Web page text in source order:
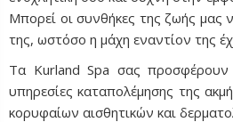
Μπορεί οι συνθήκες της ζωής μας
της, ωστόσο η μάχη εναντίον της
Τα Kurland Spa σας προσφέρουν
υπηρεσίες καταπολέμησης της
κορυφαίων αισθητικών και